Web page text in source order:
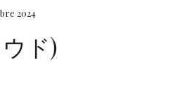
2024
ド)